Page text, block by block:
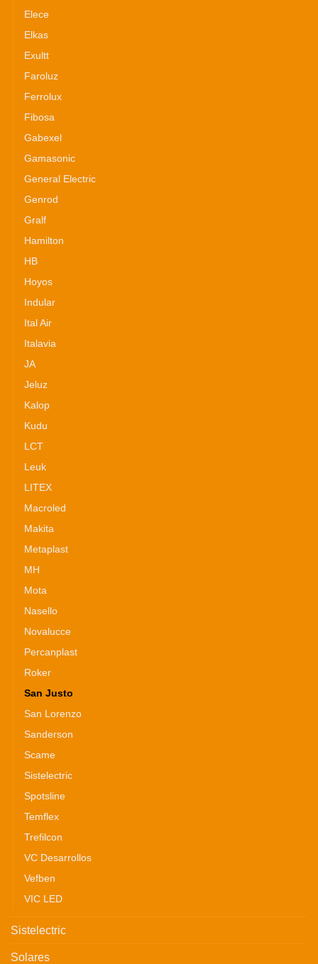
Elece
Elkas
Exultt
Faroluz
Ferrolux
Fibosa
Gabexel
Gamasonic
General Electric
Genrod
Gralf
Hamilton
HB
Hoyos
Indular
Ital Air
Italavia
JA
Jeluz
Kalop
Kudu
LCT
Leuk
LITEX
Macroled
Makita
Metaplast
MH
Mota
Nasello
Novalucce
Percanplast
Roker
San Justo
San Lorenzo
Sanderson
Scame
Sistelectric
Spotsline
Temflex
Trefilcon
VC Desarrollos
Vefben
VIC LED
Sistelectric
Solares